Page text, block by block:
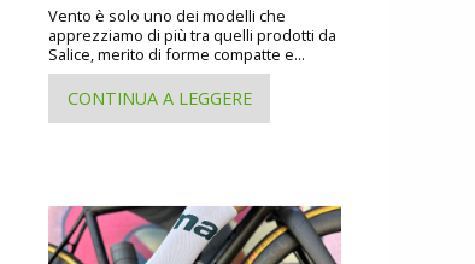
Vento è solo uno dei modelli che
apprezziamo di più tra quelli prodotti da
Salice, merito di forme compatte e...
CONTINUA A LEGGERE